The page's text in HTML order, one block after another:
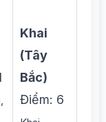
Khai
(Tây
Bắc)
Điểm: 6